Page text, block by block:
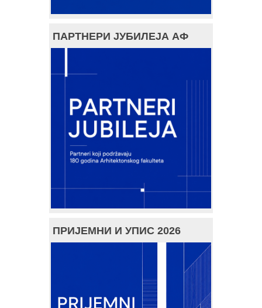
ПАРТНЕРИ ЈУБИЛЕЈА АФ
ПРИЈЕМНИ И УПИС 2026